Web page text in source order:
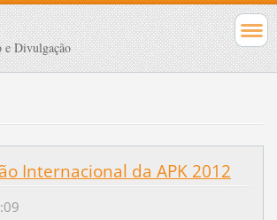
e Divulgação
Internacional da APK 2012